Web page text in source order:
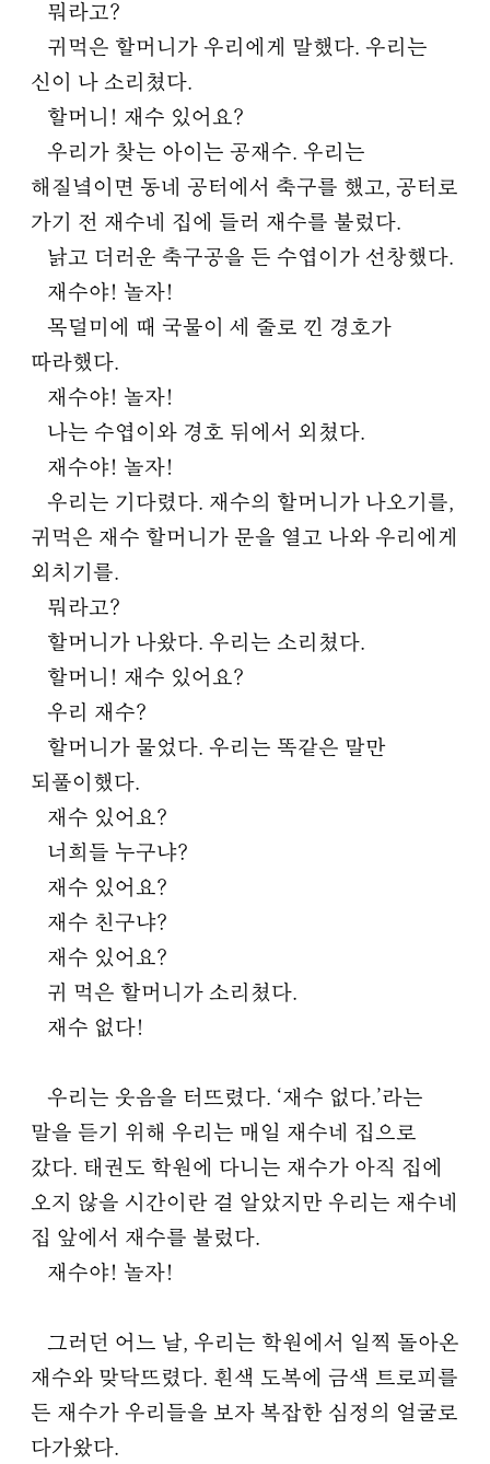
뭐라고?
귀먹은 할머니가 우리에게 말했다. 우리는
신이 나 소리쳤다.
할머니! 재수 있어요?
우리가 찾는 아이는 공재수. 우리는
해질녘이면 동네 공터에서 축구를 했고, 공터로
가기 전 재수네 집에 들러 재수를 불렀다.
낡고 더러운 축구공을 든 수엽이가 선창했다.
재수야! 놀자!
목덜미에 때 국물이 세 줄로 낀 경호가
따라했다.
재수야! 놀자!
나는 수엽이와 경호 뒤에서 외쳤다.
재수야! 놀자!
우리는 기다렸다. 재수의 할머니가 나오기를,
귀먹은 재수 할머니가 문을 열고 나와 우리에게
외치기를.
뭐라고?
할머니가 나왔다. 우리는 소리쳤다.
할머니! 재수 있어요?
우리 재수?
할머니가 물었다. 우리는 똑같은 말만
되풀이했다.
재수 있어요?
너희들 누구냐?
재수 있어요?
재수 친구냐?
재수 있어요?
귀 먹은 할머니가 소리쳤다.
재수 없다!
우리는 웃음을 터뜨렸다. ‘재수 없다.’라는
말을 듣기 위해 우리는 매일 재수네 집으로
갔다. 태권도 학원에 다니는 재수가 아직 집에
오지 않을 시간이란 걸 알았지만 우리는 재수네
집 앞에서 재수를 불렀다.
재수야! 놀자!
그러던 어느 날, 우리는 학원에서 일찍 돌아온
재수와 맞닥뜨렸다. 흰색 도복에 금색 트로피를
든 재수가 우리들을 보자 복잡한 심정의 얼굴로
다가왔다.